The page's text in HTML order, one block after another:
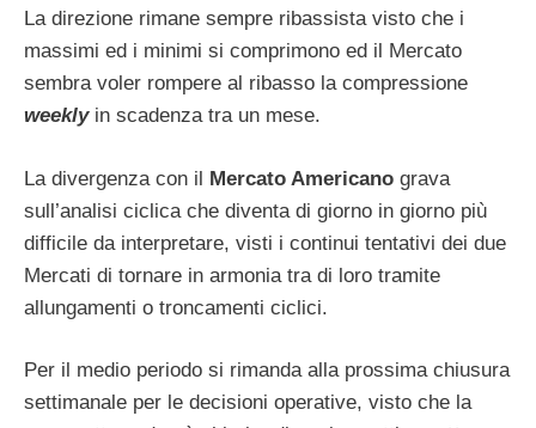
La direzione rimane sempre ribassista visto che i
massimi ed i minimi si comprimono ed il Mercato
sembra voler rompere al ribasso la compressione
weekly in scadenza tra un mese.
La divergenza con il Mercato Americano grava
sull’analisi ciclica che diventa di giorno in giorno più
difficile da interpretare, visti i continui tentativi dei due
Mercati di tornare in armonia tra di loro tramite
allungamenti o troncamenti ciclici.
Per il medio periodo si rimanda alla prossima chiusura
settimanale per le decisioni operative, visto che la